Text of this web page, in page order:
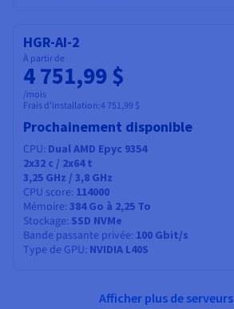
HGR-AI-2
À partir de
4 751,99 $
/mois
Frais d'installation:4 751,99 $
Prochainement disponible
CPU Dual AMD Epyc 9354
2x32 c / 2x64t
3,25 GHz / 3,8 GHz
CPU score 114000
Mémoire 384 Go à 2,25 To
Stockage SSD NVMe
Bande passante privée 100 Gbit/s
Type de GPU NVIDIA L40S
Afficher plus de serveurs